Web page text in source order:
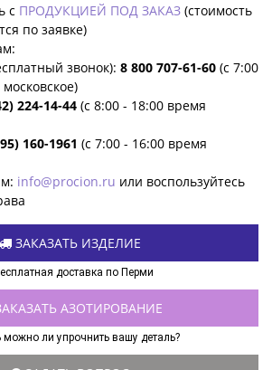
с ПРОДУКЦИЕЙ ПОД ЗАКАЗ (стоимость
по заявке)
звонок): 8 800 707-61-60 (с 7:00
224-14-44 (с 8:00 - 18:00 время
160-1961 (с 7:00 - 16:00 время
info@procion.ru или воспользуйтесь
ЗАКАЗАТЬ ИЗДЕЛИЕ
доставка по Перми
АЗОТИРОВАНИЕ
можно ли упрочнить вашу деталь?